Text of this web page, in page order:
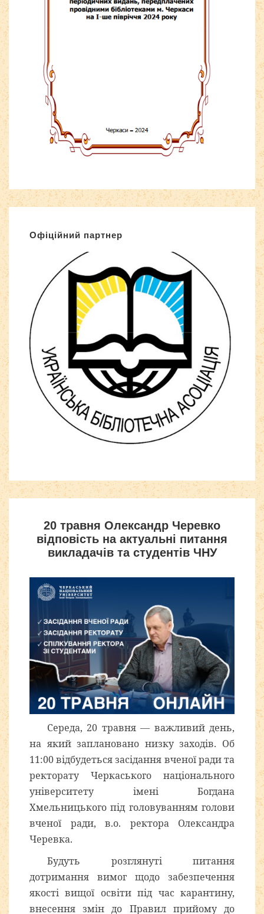
Офіційний партнер
20 травня Олександр Черевко
відповість на актуальні питання
викладачів та студентів ЧНУ
Середа, 20 травня — важливий день,
на який заплановано низку заходів. Об
11:00 відбудеться засідання вченої ради та
ректорату Черкаського національного
університету імені Богдана
Хмельницького під головуванням голови
вченої ради, в.о. ректора Олександра
Черевка.
Будуть розглянуті питання
дотримання вимог щодо забезпечення
якості вищої освіти під час карантину,
внесення змін до Правил прийому до